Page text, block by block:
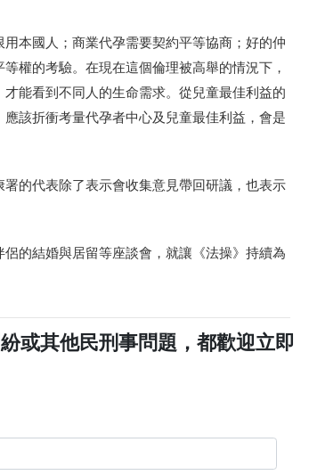
本國人；商業代孕需要契約平等協商；好的仲
權的考驗。在現在這個倫理被高舉的情況下，
能看到不同人的生命需求。從兒童最佳利益的
該折衝考量代孕者中心及兒童最佳利益，會是
的代表除了表示會收集意見帶回研議，也表示
的結婚與居留等座談會，就讓《法操》持續為
或其他民刑事問題，都歡迎立即